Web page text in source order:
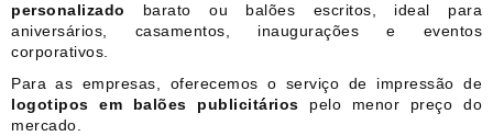
personalizado barato ou balões escritos, ideal para
aniversários, casamentos, inaugurações e eventos
corporativos.
Para as empresas, oferecemos o serviço de impressão de
logotipos em balões publicitários pelo menor preço do
mercado.